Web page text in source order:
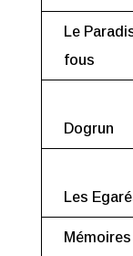
Le
fous
Dogrun
Les
Mémoires